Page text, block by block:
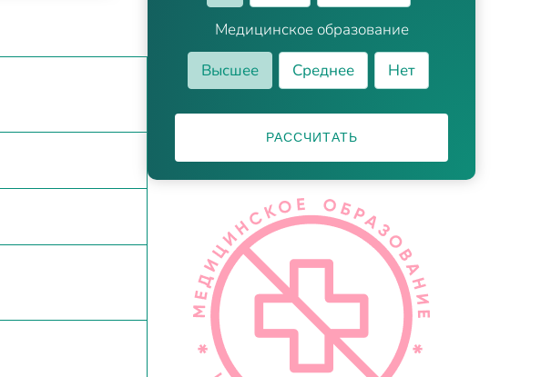
Медицинское образование
Высшее
Среднее Нет
РАССЧИТАТЬ